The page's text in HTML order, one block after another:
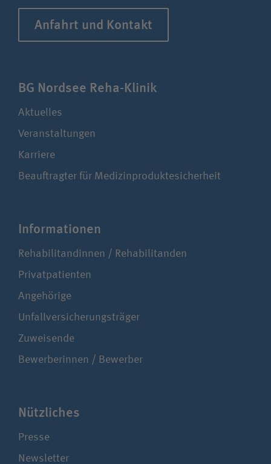
Anfahrt und Kontakt
BG Nordsee Reha-Klinik
Aktuelles
Veranstaltungen
Karriere
Beauftragter für Medizinproduktesicherheit
Infor­ma­ti­onen
Rehabilitandinnen / Rehabilitanden
Privatpatienten
Angehörige
Unfallversicherungsträger
Zuweisende
Bewerberinnen / Bewerber
Nützliches
Presse
Newsletter